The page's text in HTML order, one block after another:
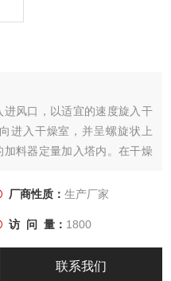
风口，以适宜的速度旋入干
进入干燥室，并呈螺旋状上
料器定量加入塔内。在干燥
中成品收集包装，而尾气则
厂商性质： 生产厂家
访 问 量： 1800
联系我们